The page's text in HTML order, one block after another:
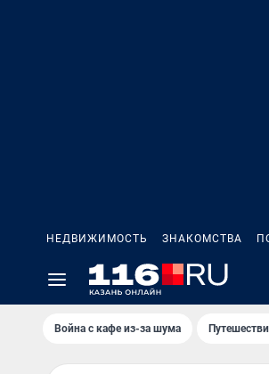
НЕДВИЖИМОСТЬ ЗНАКОМСТВА
Война с кафе из-за шума